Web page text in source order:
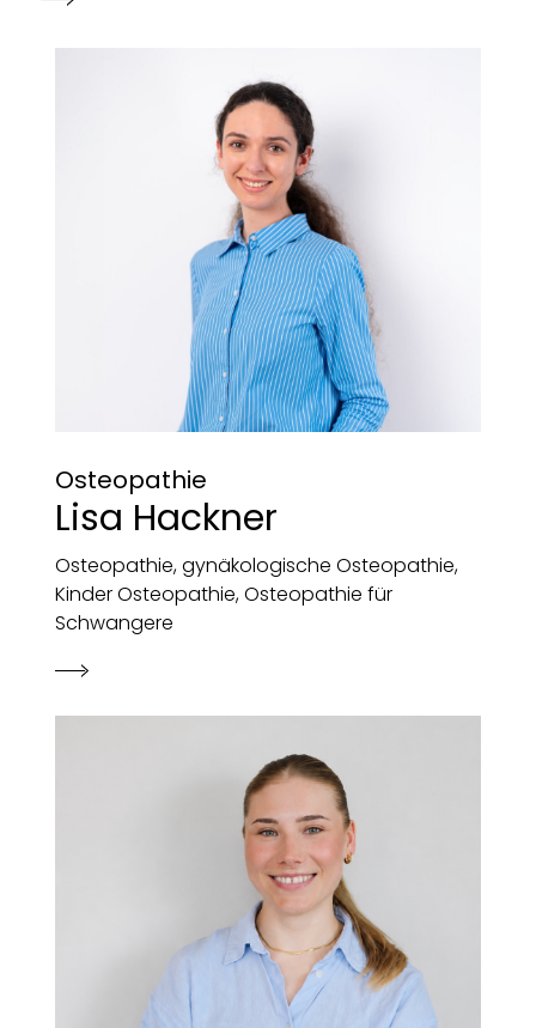
Osteopathie
Lisa Hackner
Osteopathie, gynäkologische Osteopathie,
Kinder Osteopathie, Osteopathie für
Schwangere